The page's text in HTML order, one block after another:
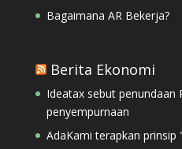
Bagaimana AR Bekerja?
Berita Ekonomi
Ideatax sebut penundaan
penyempurnaan
AdaKami terapkan